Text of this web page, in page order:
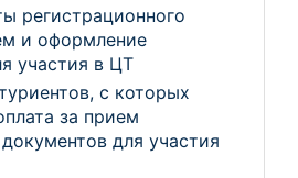
регистрационного
и оформление
участия в ЦТ
с которых
за прием
для участия